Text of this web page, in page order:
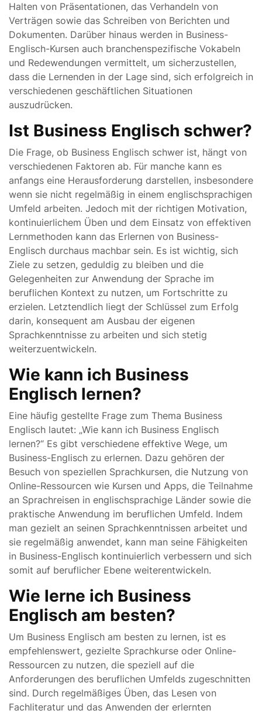
Halten von Präsentationen, das Verhandeln von
Verträgen sowie das Schreiben von Berichten und
Dokumenten. Darüber hinaus werden in Business-
Englisch-Kursen auch branchenspezifische Vokabeln
und Redewendungen vermittelt, um sicherzustellen,
dass die Lernenden in der Lage sind, sich erfolgreich in
verschiedenen geschäftlichen Situationen
auszudrücken.
Ist Business Englisch schwer?
Die Frage, ob Business Englisch schwer ist, hängt von
verschiedenen Faktoren ab. Für manche kann es
anfangs eine Herausforderung darstellen, insbesondere
wenn sie nicht regelmäßig in einem englischsprachigen
Umfeld arbeiten. Jedoch mit der richtigen Motivation,
kontinuierlichem Üben und dem Einsatz von effektiven
Lernmethoden kann das Erlernen von Business-
Englisch durchaus machbar sein. Es ist wichtig, sich
Ziele zu setzen, geduldig zu bleiben und die
Gelegenheiten zur Anwendung der Sprache im
beruflichen Kontext zu nutzen, um Fortschritte zu
erzielen. Letztendlich liegt der Schlüssel zum Erfolg
darin, konsequent am Ausbau der eigenen
Sprachkenntnisse zu arbeiten und sich stetig
weiterzuentwickeln.
Wie kann ich Business
Englisch lernen?
Eine häufig gestellte Frage zum Thema Business
Englisch lautet: „Wie kann ich Business Englisch
lernen?“ Es gibt verschiedene effektive Wege, um
Business-Englisch zu erlernen. Dazu gehören der
Besuch von speziellen Sprachkursen, die Nutzung von
Online-Ressourcen wie Kursen und Apps, die Teilnahme
an Sprachreisen in englischsprachige Länder sowie die
praktische Anwendung im beruflichen Umfeld. Indem
man gezielt an seinen Sprachkenntnissen arbeitet und
sie regelmäßig anwendet, kann man seine Fähigkeiten
in Business-Englisch kontinuierlich verbessern und sich
somit auf beruflicher Ebene weiterentwickeln.
Wie lerne ich Business
Englisch am besten?
Um Business Englisch am besten zu lernen, ist es
empfehlenswert, gezielte Sprachkurse oder Online-
Ressourcen zu nutzen, die speziell auf die
Anforderungen des beruflichen Umfelds zugeschnitten
sind. Durch regelmäßiges Üben, das Lesen von
Fachliteratur und das Anwenden der erlernten